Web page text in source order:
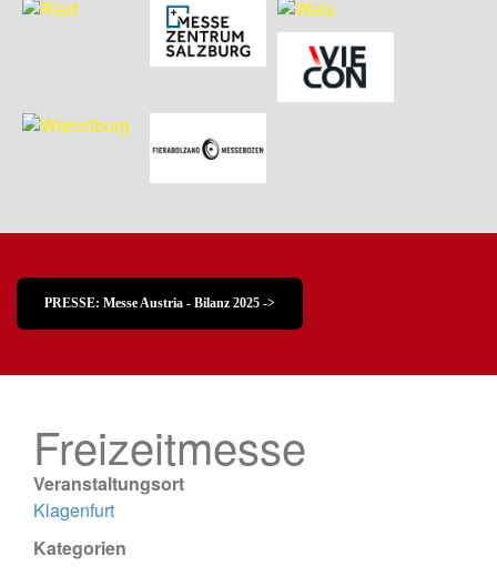
PRESSE: Messe Austria - Bilanz 2025 ->
Freizeitmesse
Veranstaltungsort
Klagenfurt
Kategorien